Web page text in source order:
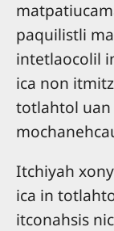
paquilistli
intetlaocolil
ica non
totlahtol
Itchiyah
ica in
itconahsis